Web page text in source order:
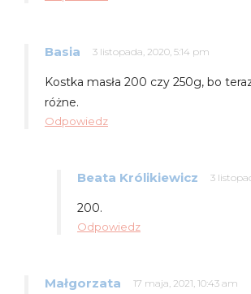
Basia 3 listopada, 2020, 5:14 pm
Kostka masła 200 czy 250g, bo
różne.
Odpowiedz
Beata Królikiewicz 3
200.
Odpowiedz
Małgorzata 17 maja, 2021, 10:43 am